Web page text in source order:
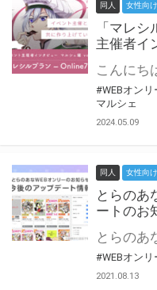
同人 女性向け
「マレ
主催者イ
#WEBオンリ
マルシェ
2024.05.09
同人 女性向け
とらのあ
ートのお
#WEBオンリ
2021.08.13